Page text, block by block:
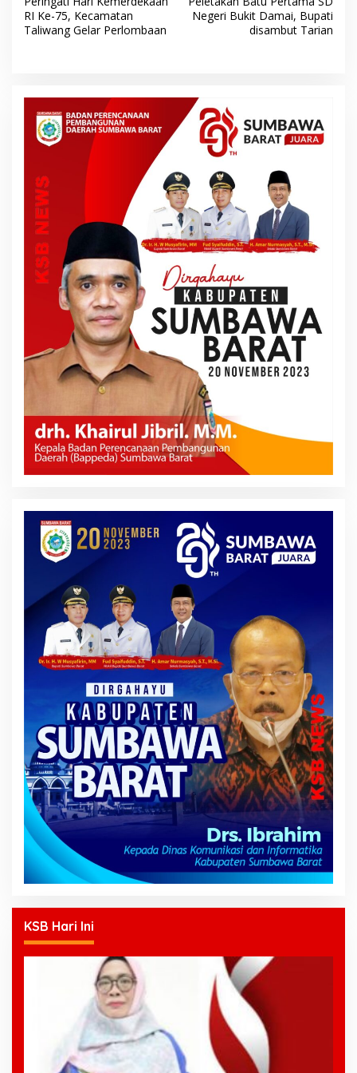
a
v
a
o
RI Ke-75, Kecamatan
Taliwang Gelar Perlombaan
Negeri Bukit Damai, Bupati
disambut Tarian
KSB Hari Ini